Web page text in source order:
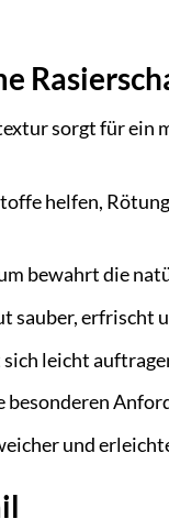
sorgt für ein
helfen,
bewahrt die
sauber, erfrischt
leicht
besonderen
und